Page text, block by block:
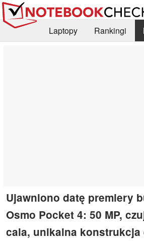
Laptopy Rankingi
Ujawniono datę premiery
Osmo Pocket 4: 50 MP,
cala, unikalna konstrukcja